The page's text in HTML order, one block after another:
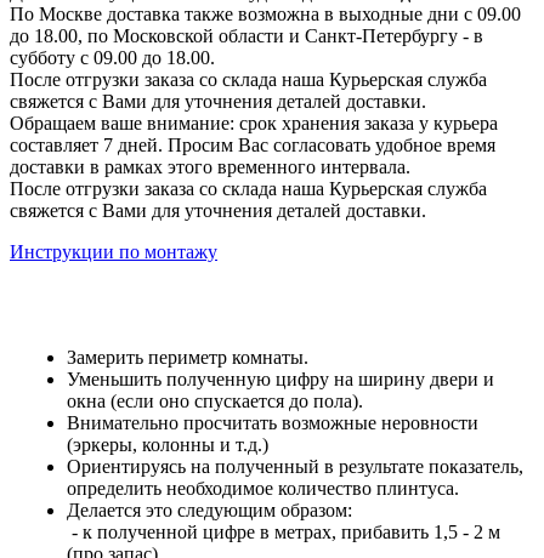
По Москве доставка также возможна в выходные дни с 09.00
до 18.00, по Московской области и Санкт-Петербургу - в
субботу с 09.00 до 18.00.
После отгрузки заказа со склада наша Курьерская служба
свяжется с Вами для уточнения деталей доставки.
Обращаем ваше внимание: срок хранения заказа у курьера
составляет 7 дней. Просим Вас согласовать удобное время
доставки в рамках этого временного интервала.
После отгрузки заказа со склада наша Курьерская служба
свяжется с Вами для уточнения деталей доставки.
Инструкции по монтажу
Замерить периметр комнаты.
Уменьшить полученную цифру на ширину двери и
окна (если оно спускается до пола).
Внимательно просчитать возможные неровности
(эркеры, колонны и т.д.)
Ориентируясь на полученный в результате показатель,
определить необходимое количество плинтуса.
Делается это следующим образом:
- к полученной цифре в метрах, прибавить 1,5 - 2 м
(про запас)